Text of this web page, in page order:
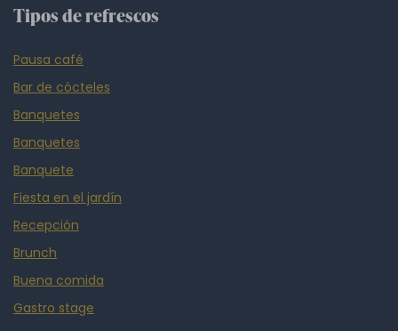
Tipos de refrescos
Pausa café
Bar de cócteles
Banquetes
Banquetes
Banquete
Fiesta en el jardín
Recepción
Brunch
Buena comida
Gastro stage